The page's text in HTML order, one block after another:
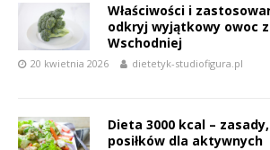
Właściwości i
odkryj wyjątkowy owoc z
Wschodniej
20 kwietnia 2026 dietetyk-studiofigura.pl
Dieta 3000 kcal –
posiłków dla aktywnych